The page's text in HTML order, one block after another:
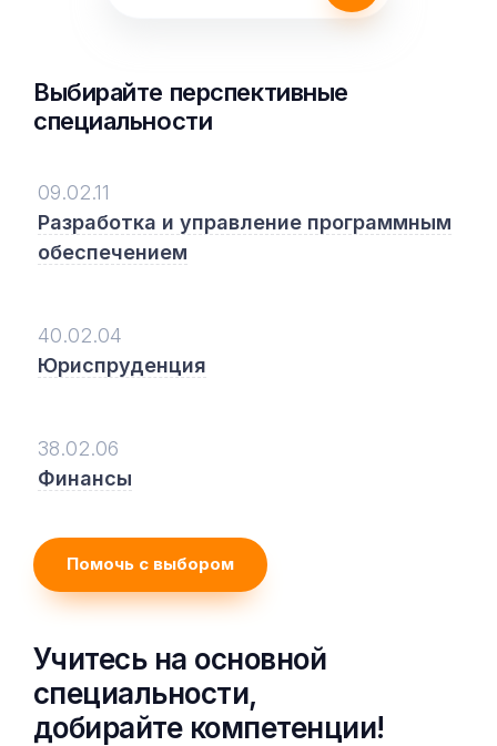
Выбирайте перспективные
специальности
09.02.11
Разработка и управление программным
обеспечением
40.02.04
Юриспруденция
38.02.06
Финансы
Помочь с выбором
Учитесь на основной
специальности,
добирайте компетенции!